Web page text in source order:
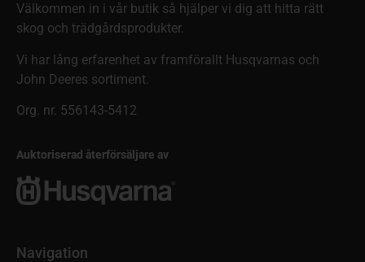
Välkommen in i vår butik så hjälper vi dig att hitta rätt
skog och trädgårdsprodukter.
Vi har lång erfarenhet av framförallt Husqvarnas och
John Deeres sortiment.
Org. nr. 556143-5412
Auktoriserad återförsäljare av
Navigation